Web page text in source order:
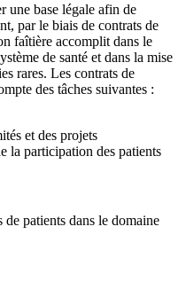
une base légale afin de
par le biais de contrats de
faîtière accomplit dans le
de santé et dans la mise
rares. Les contrats de
des tâches suivantes :
et des projets
la participation des patients
patients dans le domaine